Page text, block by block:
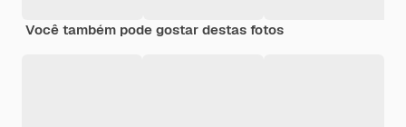
Você também pode gostar destas fotos